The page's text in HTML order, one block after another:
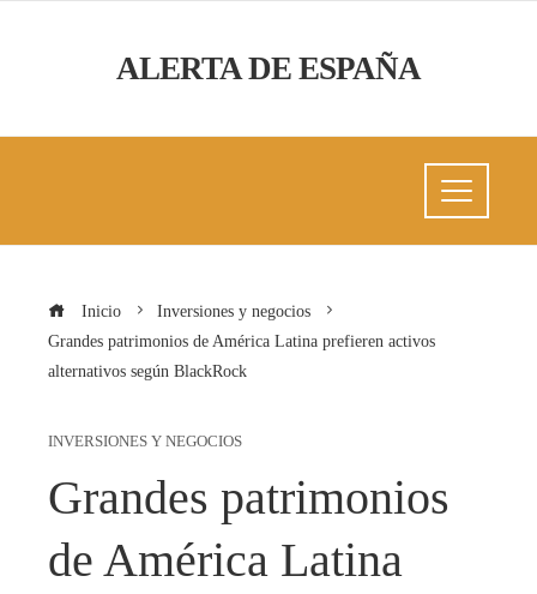
ALERTA DE ESPAÑA
Inicio
Inversiones y negocios
Grandes patrimonios de América Latina prefieren activos
alternativos según BlackRock
INVERSIONES Y NEGOCIOS
Grandes patrimonios
de América Latina